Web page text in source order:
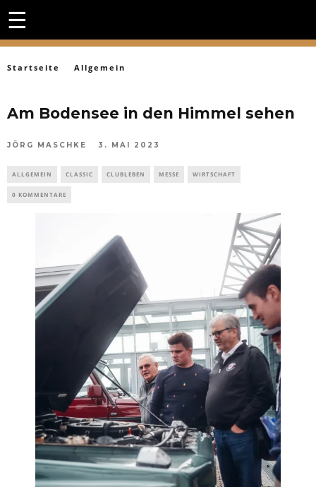
☰
Startseite Allgemein
Am Bodensee in den Himmel sehen
JÖRG MASCHKE 3. MAI 2023
ALLGEMEIN CLASSIC CLUBLEBEN MESSE WIRTSCHAFT
0 KOMMENTARE